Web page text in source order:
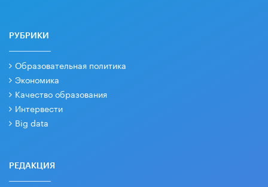
РУБРИКИ
Образовательная политика
Экономика
Качество образования
Интервести
Big data
РЕДАКЦИЯ